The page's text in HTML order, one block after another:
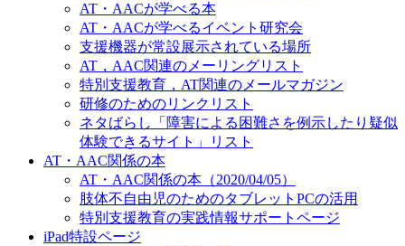
AT・AACが学べる本
AT・AACが学べるイベント研究会
支援機器が常設展示されている場所
AT，AAC関連のメーリングリスト
特別支援教育，AT関連のメールマガジン
研修のためのリンクリスト
ネタばらし「障害による困難さを例示したり疑似
体験できるサイト」リスト
AT・AAC関係の本
AT・AAC関係の本（2020/04/05）
肢体不自由児のためのタブレットPCの活用
特別支援教育の実践情報サポートページ
iPad特設ページ